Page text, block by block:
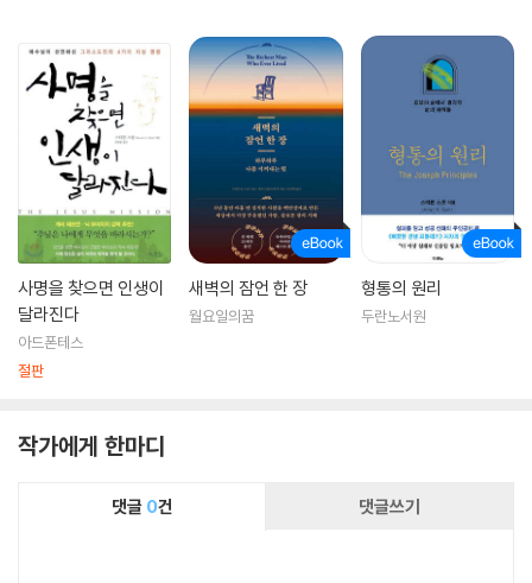
Notebook, Mentored by a Millionaire, Simple Steps to Impossi
ble Dreams, The Greatest Words Ever Spoken, Jesus Speaks
등이 있다.
사명을 찾으면 인생이
달라진다
아드폰테스
절판
새벽의 잠언 한 장
월요일의꿈
형통의 원리
두란노서원
작가에게 한마디
댓글 0건 댓글쓰기